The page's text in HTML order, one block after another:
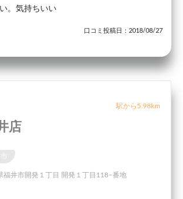
。気持ちいい
口コミ投稿日：2018/08/27
駅から5.98km
店
福井市開発１丁目 開発１丁目118−番地